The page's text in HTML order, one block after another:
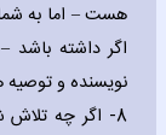
هست – اما به شما
اگر داشته باشد
نویسنده و
8- اگر چه